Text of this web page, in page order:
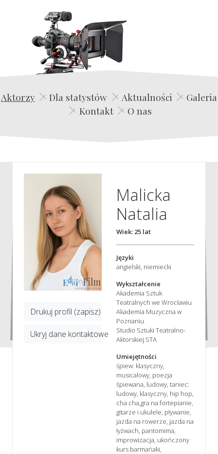
Edwin Film Agencja Aktorska
Aktorzy Dla statystów Aktualności
Galeria
Kontakt
O nas
Drukuj profil (zapisz)
Ukryj dane kontaktowe
Malicka
Natalia
Wiek: 25 lat
Języki
angielski, niemiecki
Wykształcenie
Akademia Sztuk
Teatralnych we Wrocławiu
Akademia Muzyczna w
Poznaniu
Studio Sztuki Teatralno-
Aktorskiej STA
Umiejętności
śpiew: klasyczny,
musicalowy, poezja
śpiewana, ludowy, taniec:
ludowy, klasyczny, hip hop,
cha cha,gra na fortepianie,
gitarze i ukulele, pływanie,
jazda na rowerze, jazda na
łyżwach, pantomima,
improwizacja, ukończony
kurs barmańaki,